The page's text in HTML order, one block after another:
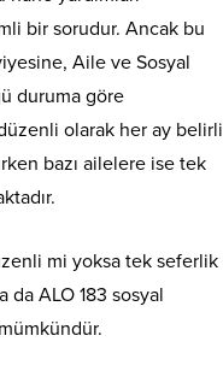
bir sorudur. Ancak bu
Aile ve Sosyal
duruma göre
olarak her ay belirli
bazı ailelere ise tek
mi yoksa tek seferlik
da ALO 183 sosyal